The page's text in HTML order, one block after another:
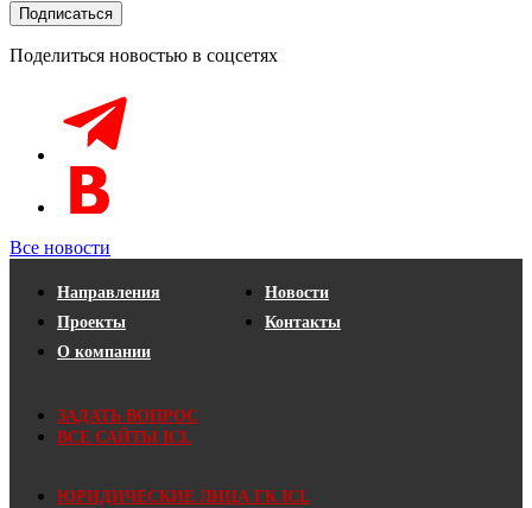
Поделиться новостью в соцсетях
Все новости
Направления
Проекты
О компании
Новости
Контакты
ЗАДАТЬ ВОПРОС
ВСЕ САЙТЫ ICL
ЮРИДИЧЕСКИЕ ЛИЦА ГК ICL